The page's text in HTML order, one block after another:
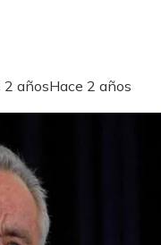
2 añosHace 2 años